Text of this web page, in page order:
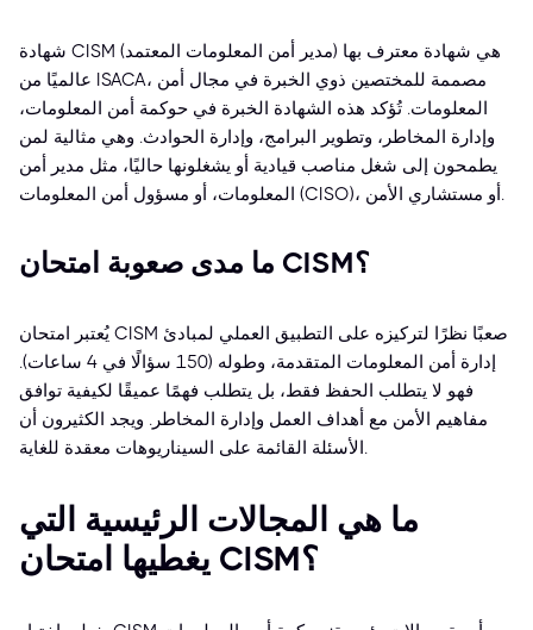
شهادة CISM (مدير أمن المعلومات المعتمد) هي شهادة معترف بها
عالميًا من ISACA، مصممة للمختصين ذوي الخبرة في مجال أمن
المعلومات. تُؤكد هذه الشهادة الخبرة في حوكمة أمن المعلومات،
وإدارة المخاطر، وتطوير البرامج، وإدارة الحوادث. وهي مثالية لمن
يطمحون إلى شغل مناصب قيادية أو يشغلونها حاليًا، مثل مدير أمن
المعلومات، أو مسؤول أمن المعلومات (CISO)، أو مستشاري الأمن.
ما مدى صعوبة امتحان CISM؟
يُعتبر امتحان CISM صعبًا نظرًا لتركيزه على التطبيق العملي لمبادئ
إدارة أمن المعلومات المتقدمة، وطوله (150 سؤالًا في 4 ساعات).
فهو لا يتطلب الحفظ فقط، بل يتطلب فهمًا عميقًا لكيفية توافق
مفاهيم الأمن مع أهداف العمل وإدارة المخاطر. ويجد الكثيرون أن
الأسئلة القائمة على السيناريوهات معقدة للغاية.
ما هي المجالات الرئيسية التي
يغطيها امتحان CISM؟